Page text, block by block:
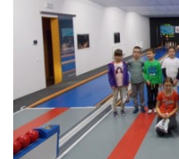
TJ RAKOVICE "B"
TJ RAKOVICE ŽENY
TJ RAKOVICE DORAST